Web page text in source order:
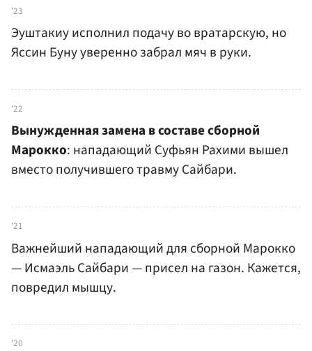
'23
Эуштакиу исполнил подачу во вратарскую, но
Яссин Буну уверенно забрал мяч в руки.
'22
Вынужденная замена в составе сборной
Марокко: нападающий Суфьян Рахими вышел
вместо получившего травму Сайбари.
'21
Важнейший нападающий для сборной Марокко
— Исмаэль Сайбари — присел на газон. Кажется,
повредил мышцу.
'20